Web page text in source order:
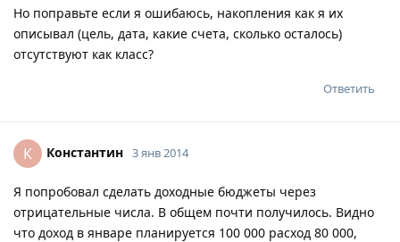
Но поправьте если я ошибаюсь, накопления как я их
описывал (цель, дата, какие счета, сколько осталось)
отсутствуют как класс?
Ответить
К Константин 3 янв 2014
Я попробовал сделать доходные бюджеты через
отрицательные числа. В общем почти получилось. Видно
что доход в январе планируется 100 000 расход 80 000,